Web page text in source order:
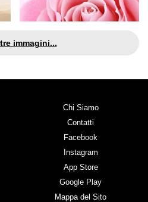
immagini...
Chi Siamo
Contatti
Facebook
Instagram
App Store
Google Play
Mappa del Sito